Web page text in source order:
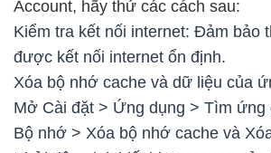
Account, hãy thử các cách sau:
Kiểm tra kết nối internet: Đảm bảo
được kết nối internet ổn định.
Xóa bộ nhớ cache và dữ liệu của
Mở Cài đặt > Ứng dụng > Tìm ứng
Bộ nhớ > Xóa bộ nhớ cache và